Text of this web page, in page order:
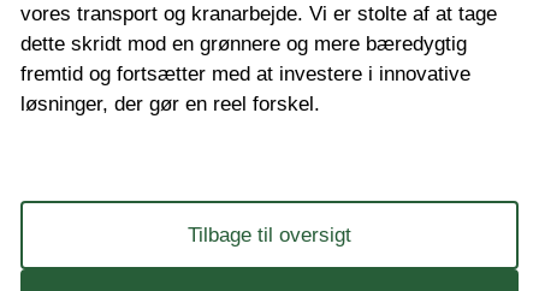
vores transport og kranarbejde. Vi er stolte af at tage
dette skridt mod en grønnere og mere bæredygtig
fremtid og fortsætter med at investere i innovative
løsninger, der gør en reel forskel.
Tilbage til oversigt